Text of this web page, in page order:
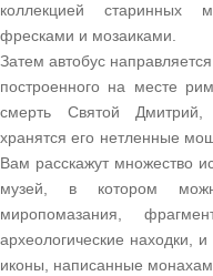
коллекцией старинных
фресками и мозаиками.
Затем автобус
построенного на месте
смерть Святой
хранятся его нетленные
Вам расскажут множество
музей, в котором
миропомазания,
археологические находки,
иконы, написанные